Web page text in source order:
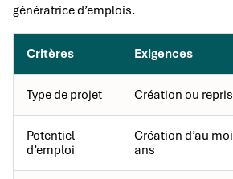
génératrice d’emplois.
Critères Exigences
Type de projet Création ou
Potentiel
d’emploi
Création d’au
ans